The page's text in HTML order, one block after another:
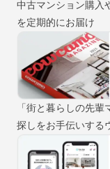
中古マンション購入
を定期的にお届け
「街と暮らしの先
探しをお手伝いする